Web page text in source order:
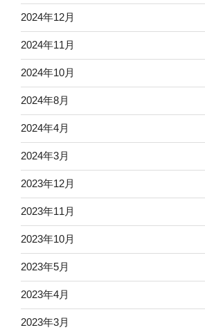
2024年12月
2024年11月
2024年10月
2024年8月
2024年4月
2024年3月
2023年12月
2023年11月
2023年10月
2023年5月
2023年4月
2023年3月